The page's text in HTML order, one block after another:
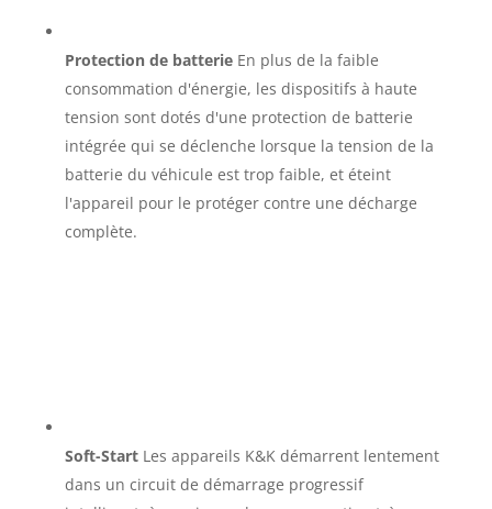
Protection de batterieEn plus de la faible
consommation d'énergie, les dispositifs à haute
tension sont dotés d'une protection de batterie
intégrée qui se déclenche lorsque la tension de la
batterie du véhicule est trop faible, et éteint
l'appareil pour le protéger contre une décharge
complète.
Soft-StartLes appareils K&K démarrent lentement
dans un circuit de démarrage progressif